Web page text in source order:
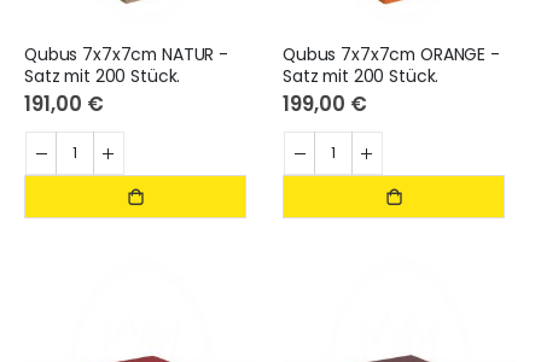
Qubus 7x7x7cm NATUR -
Satz mit 200 Stück.
191,00 €
Qubus 7x7x7cm ORANGE -
Satz mit 200 Stück.
199,00 €